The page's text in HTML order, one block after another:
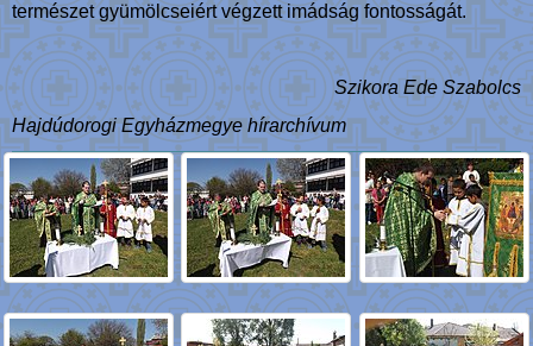
természet gyümölcseiért végzett imádság fontosságát.
Szikora Ede Szabolcs
Hajdúdorogi Egyházmegye hírarchívum